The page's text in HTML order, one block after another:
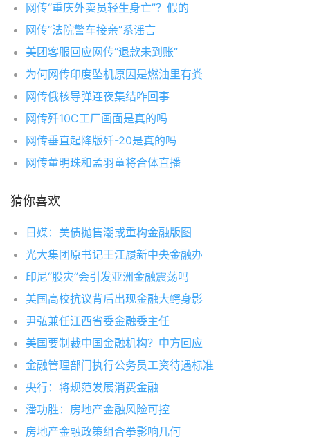
网传“重庆外卖员轻生身亡”？假的
网传“法院警车接亲”系谣言
美团客服回应网传“退款未到账”
为何网传印度坠机原因是燃油里有粪
网传俄核导弹连夜集结咋回事
网传歼10C工厂画面是真的吗
网传垂直起降版歼-20是真的吗
网传董明珠和孟羽童将合体直播
猜你喜欢
日媒：美债抛售潮或重构金融版图
光大集团原书记王江履新中央金融办
印尼“股灾”会引发亚洲金融震荡吗
美国高校抗议背后出现金融大鳄身影
尹弘兼任江西省委金融委主任
美国要制裁中国金融机构？中方回应
金融管理部门执行公务员工资待遇标准
央行：将规范发展消费金融
潘功胜：房地产金融风险可控
房地产金融政策组合拳影响几何